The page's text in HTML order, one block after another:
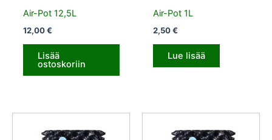
Air-Pot 12,5L
12,00€
Lisää
ostoskoriin
Air-Pot 1L
2,50€
Lue lisää